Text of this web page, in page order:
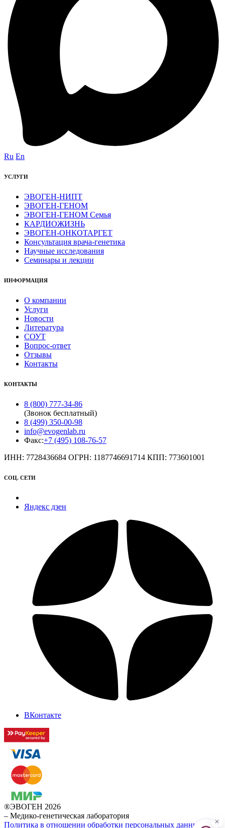
Ru En
УСЛУГИ
ЭВОГЕН-НИПТ
ЭВОГЕН-ГЕНОМ
ЭВОГЕН-ГЕНОМ Семья
КАРДИОЖИЗНЬ
ЭВОГЕН-ОНКОТАРГЕТ
Консультация врача-генетика
Научные исследования
Семинары и лекции
ИНФОРМАЦИЯ
О компании
Услуги
Новости
Литература
СОУТ
Вопрос-ответ
Отзывы
Контакты
КОНТАКТЫ
8 (800) 777-34-86
(Звонок бесплатный)
8 (499) 350-00-98
info@evogenlab.ru
Факс:+7 (495) 108-76-57
ИНН: 7728436684 ОГРН: 1187746691714 КПП: 773601001
СОЦ. СЕТИ
Яндекс дзен
ВКонтакте
®ЭВОГЕН 2026
– Медико-генетическая лаборатория
Политика в отношении обработки персональных данных в